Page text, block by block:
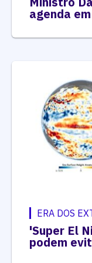
agenda
ERA DOS
'Super El
podem